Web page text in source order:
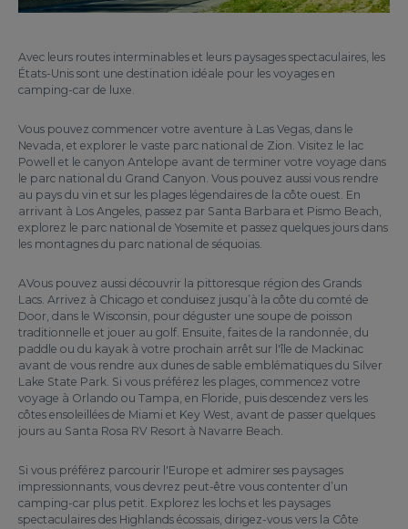
Avec leurs routes interminables et leurs paysages spectaculaires, les
États-Unis sont une destination idéale pour les voyages en
camping-car de luxe.
Vous pouvez commencer votre aventure à Las Vegas, dans le
Nevada, et explorer le vaste parc national de Zion. Visitez le lac
Powell et le canyon Antelope avant de terminer votre voyage dans
le parc national du Grand Canyon. Vous pouvez aussi vous rendre
au pays du vin et sur les plages légendaires de la côte ouest. En
arrivant à Los Angeles, passez par Santa Barbara et Pismo Beach,
explorez le parc national de Yosemite et passez quelques jours dans
les montagnes du parc national de séquoias.
AVous pouvez aussi découvrir la pittoresque région des Grands
Lacs. Arrivez à Chicago et conduisez jusqu’à la côte du comté de
Door, dans le Wisconsin, pour déguster une soupe de poisson
traditionnelle et jouer au golf. Ensuite, faites de la randonnée, du
paddle ou du kayak à votre prochain arrêt sur l'île de Mackinac
avant de vous rendre aux dunes de sable emblématiques du Silver
Lake State Park. Si vous préférez les plages, commencez votre
voyage à Orlando ou Tampa, en Floride, puis descendez vers les
côtes ensoleillées de Miami et Key West, avant de passer quelques
jours au Santa Rosa RV Resort à Navarre Beach.
Si vous préférez parcourir l'Europe et admirer ses paysages
impressionnants, vous devrez peut-être vous contenter d’un
camping-car plus petit. Explorez les lochs et les paysages
spectaculaires des Highlands écossais, dirigez-vous vers la Côte